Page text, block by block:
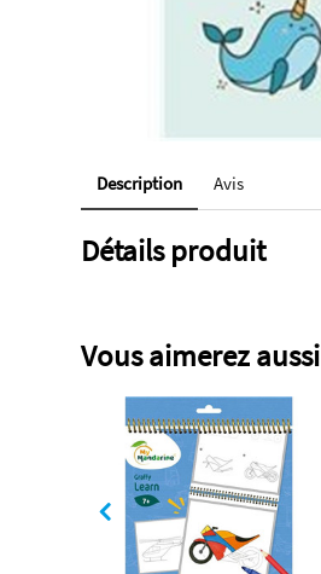
Description Avis
Détails produit
Vous aimerez aussi